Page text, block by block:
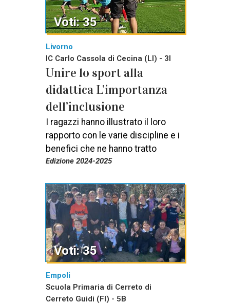
Livorno
IC Carlo Cassola di Cecina (LI) - 3I
Unire lo sport alla
didattica L’importanza
dell’inclusione
I ragazzi hanno illustrato il loro
rapporto con le varie discipline e i
benefici che ne hanno tratto
Edizione 2024-2025
Voti: 35
Empoli
Scuola Primaria di Cerreto di
Cerreto Guidi (FI) - 5B
Voti: 35